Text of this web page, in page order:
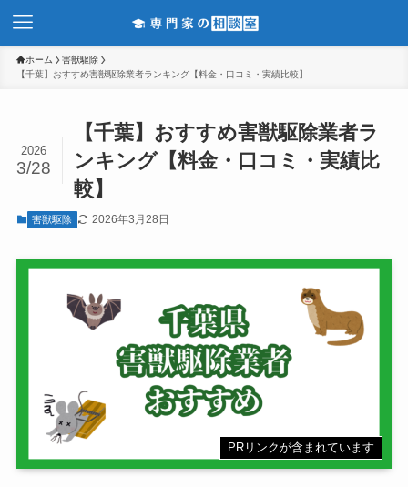
ホーム
害獣駆除
【千葉】おすすめ害獣駆除業者ランキング【料金・口コミ・実績比較】
【千葉】おすすめ害獣駆除業者ラ
ンキング【料金・口コミ・実績比
較】
2026
3/28
害獣駆除 2026年3月28日
PRリンクが含まれています